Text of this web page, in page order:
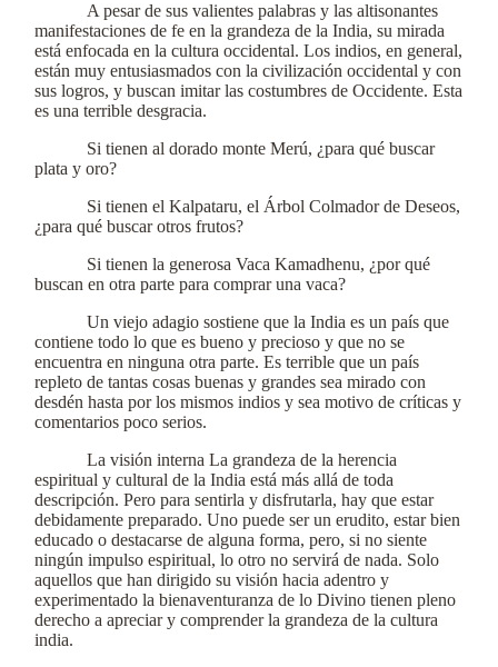
A pesar de sus valientes palabras y las altisonantes
manifestaciones de fe en la grandeza de la India, su mirada
está enfocada en la cultura occidental. Los indios, en general,
están muy entusiasmados con la civilización occidental y con
sus logros, y buscan imitar las costumbres de Occidente. Esta
es una terrible desgracia.
Si tienen al dorado monte Merú, ¿para qué buscar
plata y oro?
Si tienen el Kalpataru, el Árbol Colmador de Deseos,
¿para qué buscar otros frutos?
Si tienen la generosa Vaca Kamadhenu, ¿por qué
buscan en otra parte para comprar una vaca?
Un viejo adagio sostiene que la India es un país que
contiene todo lo que es bueno y precioso y que no se
encuentra en ninguna otra parte. Es terrible que un país
repleto de tantas cosas buenas y grandes sea mirado con
desdén hasta por los mismos indios y sea motivo de críticas y
comentarios poco serios.
La visión interna La grandeza de la herencia
espiritual y cultural de la India está más allá de toda
descripción. Pero para sentirla y disfrutarla, hay que estar
debidamente preparado. Uno puede ser un erudito, estar bien
educado o destacarse de alguna forma, pero, si no siente
ningún impulso espiritual, lo otro no servirá de nada. Solo
aquellos que han dirigido su visión hacia adentro y
experimentado la bienaventuranza de lo Divino tienen pleno
derecho a apreciar y comprender la grandeza de la cultura
india.